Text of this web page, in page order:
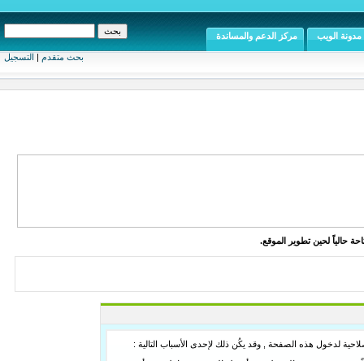
بحث متقدم | التسجيل
مدونة الويب مركز الدعم والمساندة
حالياً لحين تطوير الموقع.
لدخول هذه الصفحة , وقد يكُن ذلك لإحدى الأسباب التالية :